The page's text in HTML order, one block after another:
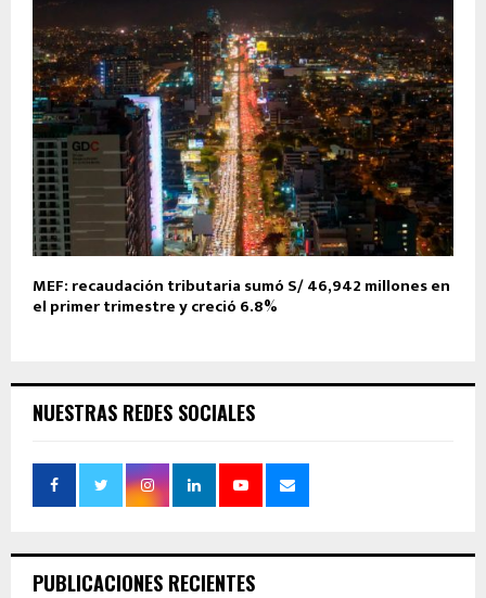
MEF: recaudación tributaria sumó S/ 46,942 millones en
el primer trimestre y creció 6.8%
NUESTRAS REDES SOCIALES
PUBLICACIONES RECIENTES